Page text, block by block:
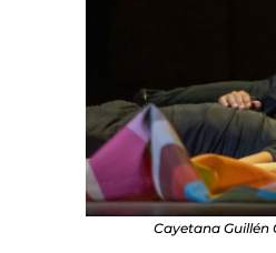
Cayetana Guillén